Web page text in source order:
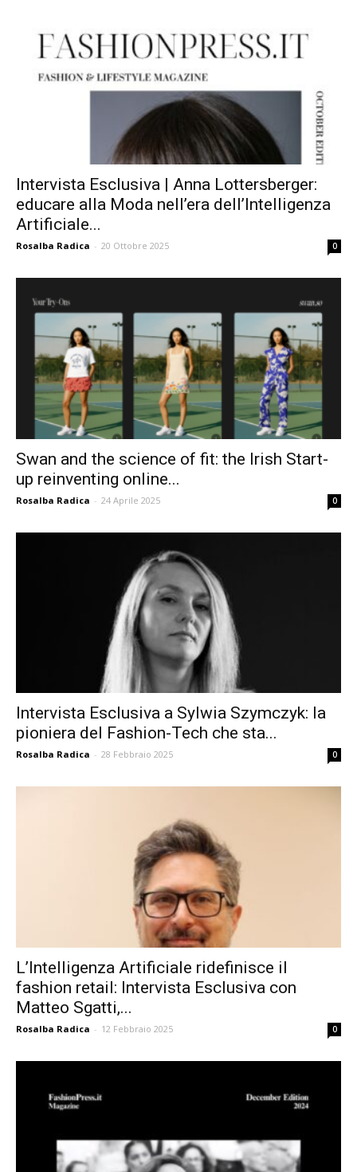
Intervista Esclusiva | Anna Lottersberger:
educare alla Moda nell’era dell’Intelligenza
Artificiale...
Rosalba Radica - 20 Ottobre 2025 0
Swan and the science of fit: the Irish Start-
up reinventing online...
Rosalba Radica - 24 Aprile 2025 0
Intervista Esclusiva a Sylwia Szymczyk: la
pioniera del Fashion-Tech che sta...
Rosalba Radica - 28 Febbraio 2025 0
L’Intelligenza Artificiale ridefinisce il
fashion retail: Intervista Esclusiva con
Matteo Sgatti,...
Rosalba Radica - 12 Febbraio 2025 0